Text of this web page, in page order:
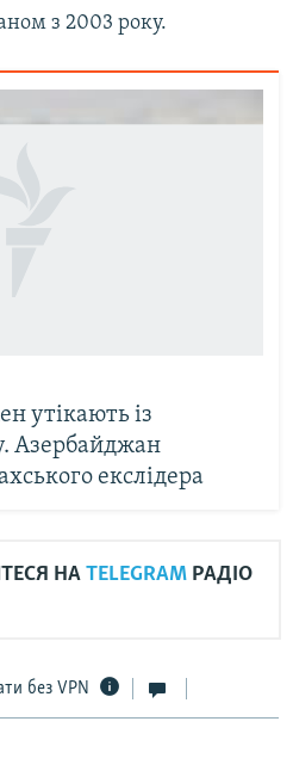
з 2003 року.
утікають із
Азербайджан
екслідера
НА TELEGRAM РАДІО
без VPN